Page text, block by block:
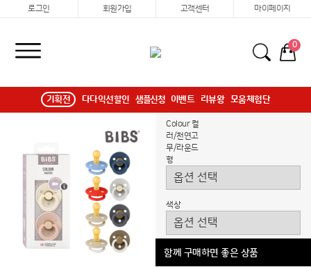
로그인 회원가입 고객센터 마이페이지
0
기획전 다다익선할인 샘플신청 이벤트 리뷰왕 모움체험단
Colour 컬
러/천연고
무/라운드
형
색상
함께 구매하면 좋은 상품